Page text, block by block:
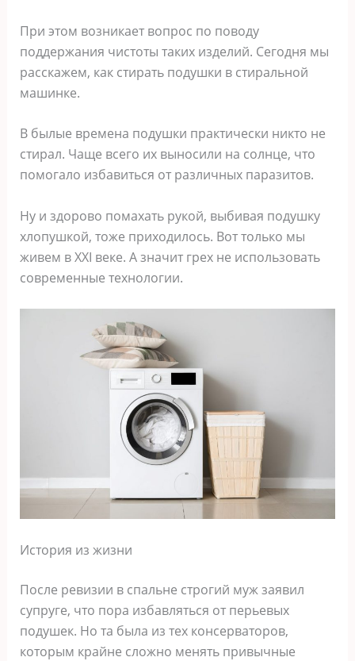
При этом возникает вопрос по поводу
поддержания чистоты таких изделий. Сегодня мы
расскажем, как стирать подушки в стиральной
машинке.
В былые времена подушки практически никто не
стирал. Чаще всего их выносили на солнце, что
помогало избавиться от различных паразитов.
Ну и здорово помахать рукой, выбивая подушку
хлопушкой, тоже приходилось. Вот только мы
живем в XXI веке. А значит грех не использовать
современные технологии.
История из жизни
После ревизии в спальне строгий муж заявил
супруге, что пора избавляться от перьевых
подушек. Но та была из тех консерваторов,
которым крайне сложно менять привычные